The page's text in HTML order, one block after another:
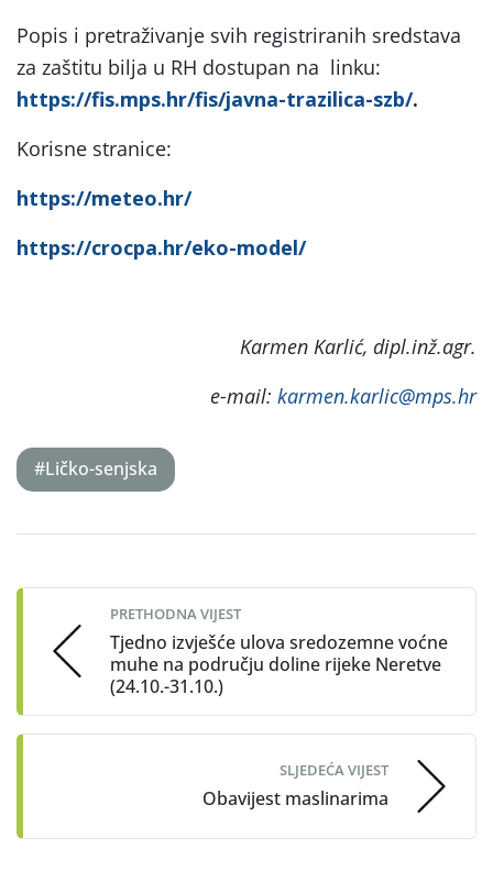
Popis i pretraživanje svih registriranih sredstava
za zaštitu bilja u RH dostupan na linku:
https://fis.mps.hr/fis/javna-trazilica-szb/.
Korisne stranice:
https://meteo.hr/
https://crocpa.hr/eko-model/
Karmen Karlić, dipl.inž.agr.
e-mail: karmen.karlic@mps.hr
#Ličko-senjska
navigation
PRETHODNA VIJEST
Tjedno izvješće ulova sredozemne voćne
muhe na području doline rijeke Neretve
(24.10.-31.10.)
SLJEDEĆA VIJEST
Obavijest maslinarima